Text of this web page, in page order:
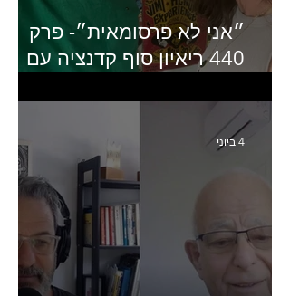
״אני לא פרסומאית״- פרק
440 ריאיון סוף קדנציה עם
מנכ״לית באומן בר ריבנאי
4 ביוני